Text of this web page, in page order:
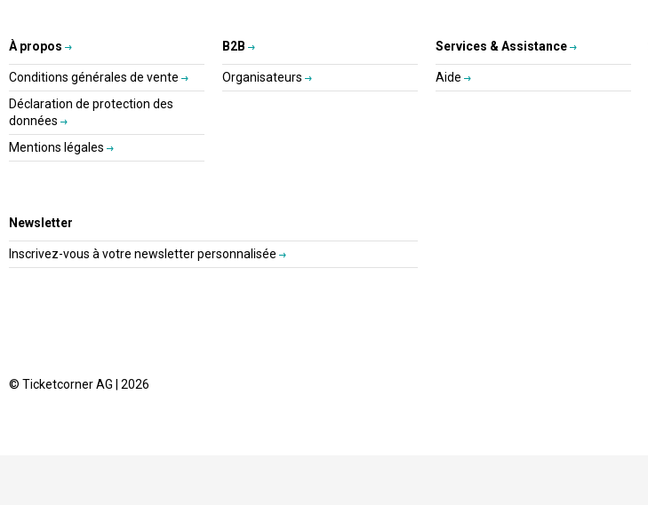
À propos
Conditions générales de vente
Déclaration de protection des
données
Mentions légales
B2B
Organisateurs
Services & Assistance
Aide
Newsletter
Inscrivez-vous à votre newsletter personnalisée
© Ticketcorner AG | 2026